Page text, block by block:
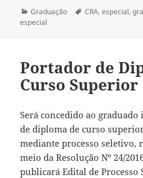
Categorias
Graduação Tags
CRA,especial,
especial
Portador de
Curso Superior
Será concedido ao
de diploma de curso
mediante processo seletivo,
meio da Resolução Nº 24/
publicará Edital de